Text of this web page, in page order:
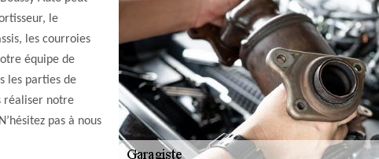
le
les courroies
équipe de
les parties de
réaliser notre
pas à nous